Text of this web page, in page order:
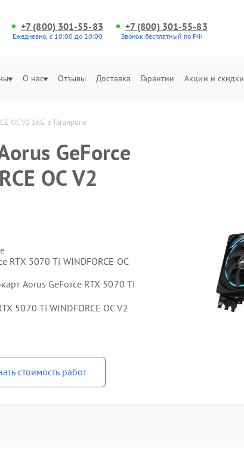
+7 (800) 301-55-83
Ежедневно, с 10:00 до 20:00
+7 (800) 301-55-83
Звонок бесплатный по РФ
О нас Отзывы Доставка Гарантии Акции и скидки
OC V2 16G в Таганроге
GeForce
OC V2
RTX 5070 Ti WINDFORCE OC
Aorus GeForce RTX 5070 Ti
5070 Ti WINDFORCE OC V2
стоимость работ